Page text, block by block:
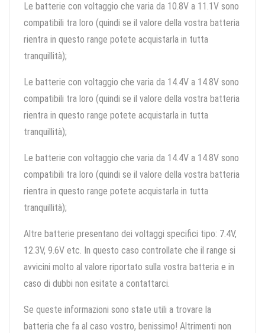
Le batterie con voltaggio che varia da 10.8V a 11.1V sono
compatibili tra loro (quindi se il valore della vostra batteria
rientra in questo range potete acquistarla in tutta
tranquillità);
Le batterie con voltaggio che varia da 14.4V a 14.8V sono
compatibili tra loro (quindi se il valore della vostra batteria
rientra in questo range potete acquistarla in tutta
tranquillità);
Le batterie con voltaggio che varia da 14.4V a 14.8V sono
compatibili tra loro (quindi se il valore della vostra batteria
rientra in questo range potete acquistarla in tutta
tranquillità);
Altre batterie presentano dei voltaggi specifici tipo: 7.4V,
12.3V, 9.6V etc. In questo caso controllate che il range si
avvicini molto al valore riportato sulla vostra batteria e in
caso di dubbi non esitate a contattarci.
Se queste informazioni sono state utili a trovare la
batteria che fa al caso vostro, benissimo! Altrimenti non